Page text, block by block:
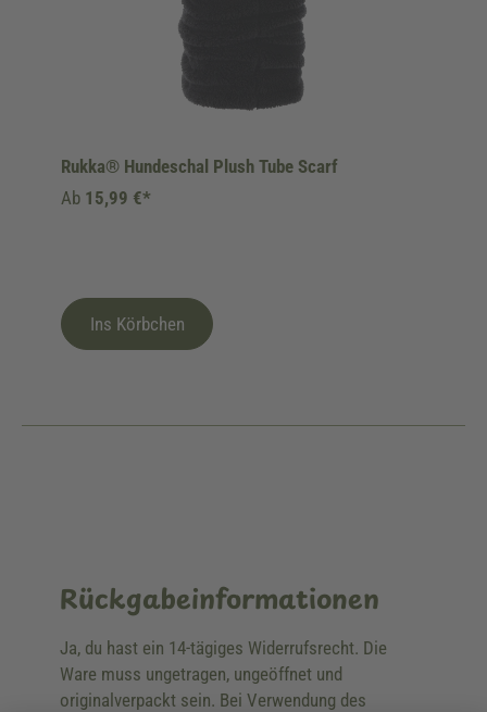
Rukka® Hundeschal Plush Tube Scarf
Ab 15,99 €*
Ins Körbchen
Rückgabeinformationen
Ja, du hast ein 14-tägiges Widerrufsrecht. Die
Ware muss ungetragen, ungeöffnet und
originalverpackt sein. Bei Verwendung des